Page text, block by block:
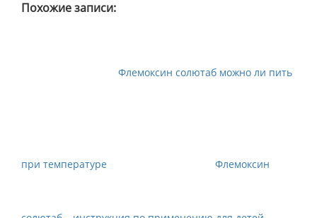
Похожие записи:
Флемоксин солютаб можно ли пить
при температуре Флемоксин